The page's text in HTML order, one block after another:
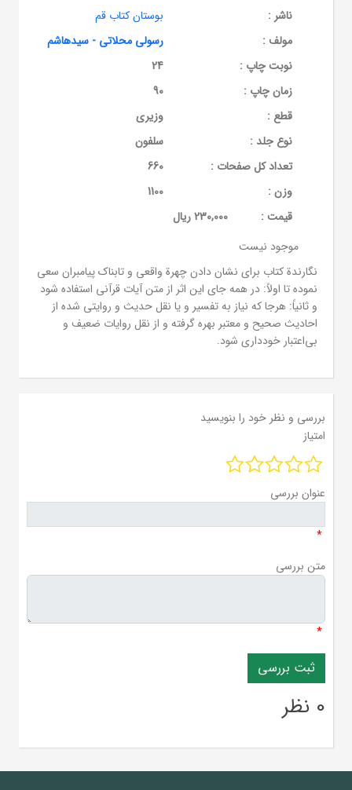
ناشر :
بوستان کتاب قم
مولف :
رسولی محلاتی - سیدهاشم
نوبت چاپ :
24
زمان چاپ :
90
قطع :
وزیری
نوع جلد :
سلفون
تعداد کل صفحات :
660
وزن :
1100
قيمت :
230,000 ریال
موجود نیست
نگارندة کتاب برای نشان دادن چهرة واقعی و تابناک پیامبران سعی
نموده تا اولاً: در همه جای این اثر از متن آیات قرآنی استفاده شود
و ثانیاً: هرجا که نیاز به تفسیر و یا نقل حدیث و روایتی شده از
احادیث صحیح و معتبر بهره گرفته و از نقل روایات ضعیف و
بی‌اعتبار خودداری شود.
بررسی و نظر خود را بنویسید
امتیاز
عنوان بررسی
*
متن بررسی
*
0 نظر